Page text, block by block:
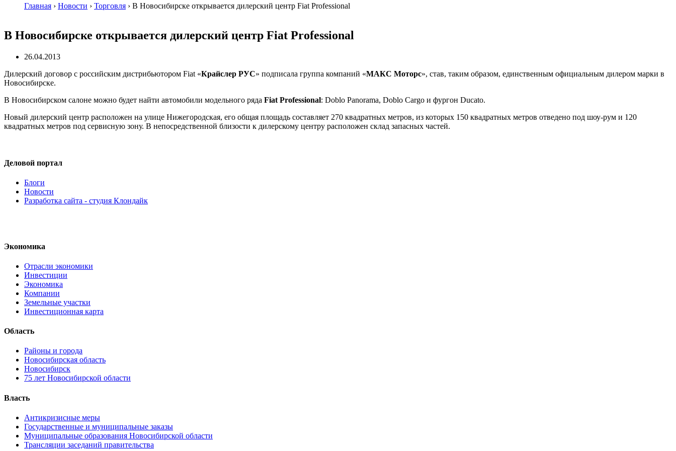
Главная › Новости › Торговля › В Новосибирске открывается дилерский центр Fiat Professional
В Новосибирске открывается дилерский центр Fiat Professional
26.04.2013
Дилерский договор с российским дистрибьютором Fiat «Крайслер РУС» подписала группа компаний «МАКС Моторс», став, таким образом, единственным официальным дилером марки в
Новосибирске.
В Новосибирском салоне можно будет найти автомобили модельного ряда Fiat Professional: Doblo Panorama, Doblo Cargo и фургон Ducato.
Новый дилерский центр расположен на улице Нижегородская, его общая площадь составляет 270 квадратных метров, из которых 150 квадратных метров отведено под шоу-рум и 120
квадратных метров под сервисную зону. В непосредственной близости к дилерскому центру расположен склад запасных частей.
Деловой портал
Блоги
Новости
Разработка сайта - студия Клондайк
Экономика
Отрасли экономики
Инвестиции
Экономика
Компании
Земельные участки
Инвестиционная карта
Область
Районы и города
Новосибирская область
Новосибирск
75 лет Новосибирской области
Власть
Антикризисные меры
Государственные и муниципальные заказы
Муниципальные образования Новосибирской области
Трансляции заседаний правительства